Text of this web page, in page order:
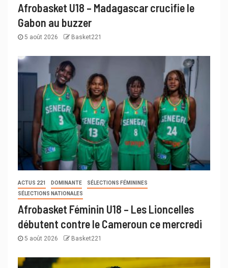
Afrobasket U18 – Madagascar crucifie le
Gabon au buzzer
5 août 2026 Basket221
ACTUS 221 DOMINANTE
SÉLECTIONS FÉMININES
SÉLECTIONS NATIONALES
Afrobasket Féminin U18 – Les Lioncelles
débutent contre le Cameroun ce mercredi
5 août 2026 Basket221